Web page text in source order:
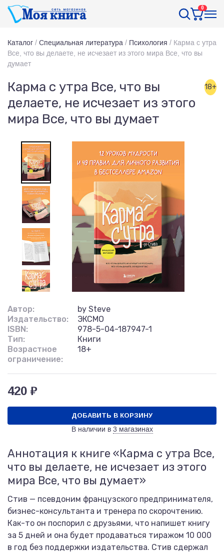
0
Каталог / Специальная литература / Психология / Карма с утра
Все, что вы делаете, не исчезает из этого мира Все, что вы
думает
Карма с утра Все, что вы
делаете, не исчезает из этого
мира Все, что вы думает
18+
Автор:
by Steve
Издательство:
ЭКСМО
ISBN:
978-5-04-187947-1
Тип:
Книги
Возрастное
ограничение:
18+
420 ₽
ДОБАВИТЬ В КОРЗИНУ
В наличии в 3 магазинах
Аннотация к книге «Карма с утра Все,
что вы делаете, не исчезает из этого
мира Все, что вы думает»
Стив — псевдоним французского предпринимателя,
бизнес-консультанта и тренера по скорочтению.
Как-то он поспорил с друзьями, что напишет книгу
за 5 дней и она будет продаваться тиражом 10 000
в год без поддержки издательства. Стив сдержал